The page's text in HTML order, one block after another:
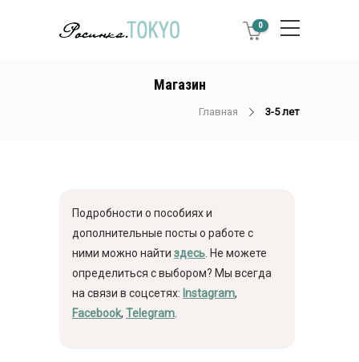
0
Магазин
Главная 3-5 лет
Подробности о пособиях и
дополнительные посты о работе с
ними можно найти здесь . Не можете
определиться с выбором? Мы всегда
на связи в соцсетях: Instagram,
Facebook, Telegram